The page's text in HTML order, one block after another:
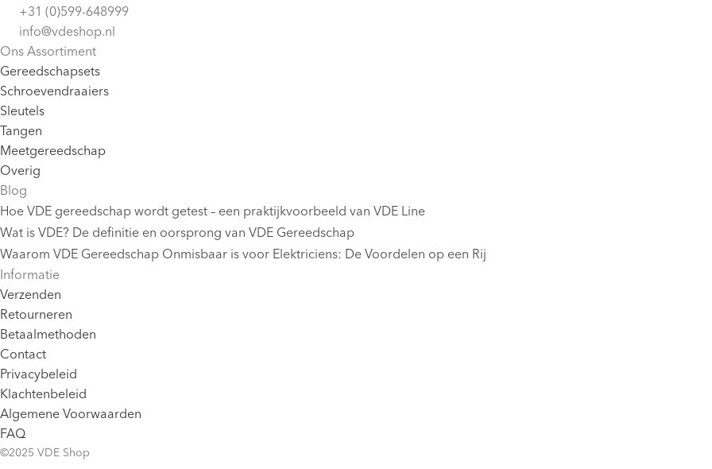
+31 (0)599-648999
info@vdeshop.nl
Ons Assortiment
Gereedschapsets
Schroevendraaiers
Sleutels
Tangen
Meetgereedschap
Overig
Blog
Hoe VDE gereedschap wordt getest – een praktijkvoorbeeld van VDE Line
Wat is VDE? De definitie en oorsprong van VDE Gereedschap
Waarom VDE Gereedschap Onmisbaar is voor Elektriciens: De Voordelen op een Rij
Informatie
Verzenden
Retourneren
Betaalmethoden
Contact
Privacybeleid
Klachtenbeleid
Algemene Voorwaarden
FAQ
©2025 VDE Shop